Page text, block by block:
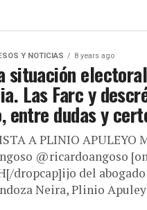
Y NOTICIAS 8 years ago
situación
Las Farc y
entre dudas y
A PLINIO APULEYO
@ricardoangoso
dropcap]ijo del
Neira, Plinio